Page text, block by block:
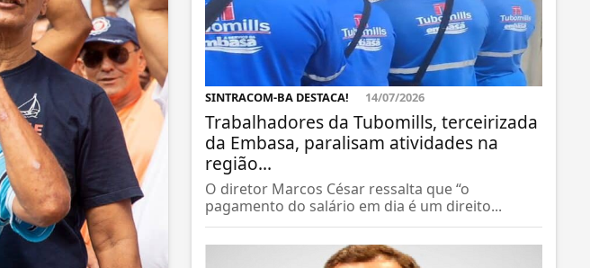
SINTRACOM-BA DESTACA! 14/07/2026
Trabalhadores da Tubomills, terceirizada
da Embasa, paralisam atividades na
região...
O diretor Marcos César ressalta que “o
pagamento do salário em dia é um direito...